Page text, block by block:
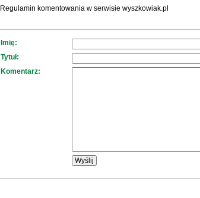
Regulamin komentowania w serwisie wyszkowiak.pl
Imię:
Tytuł:
Komentarz: